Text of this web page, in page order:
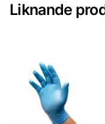
Liknande